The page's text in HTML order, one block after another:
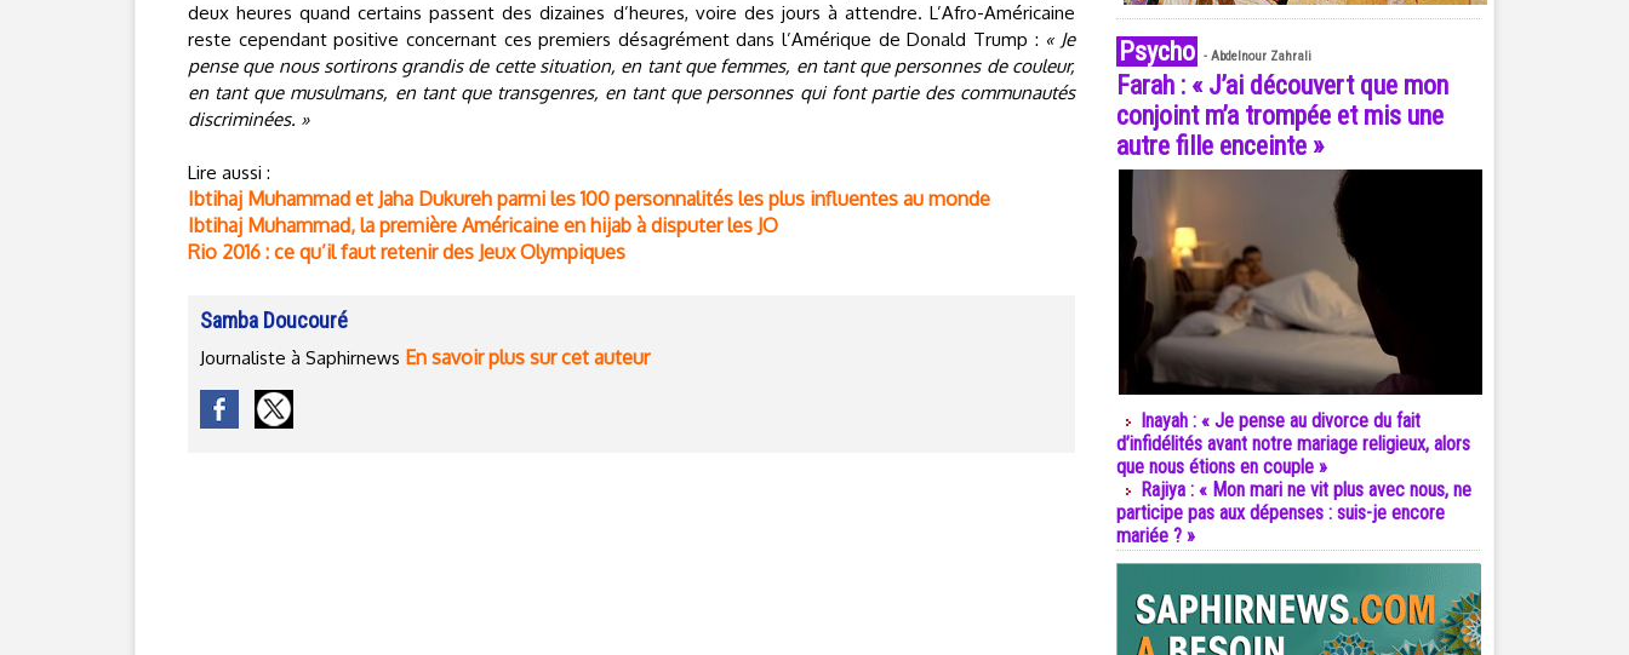
deux heures quand certains passent des dizaines d’heures, voire des jours à attendre. L’Afro-Américaine
reste cependant positive concernant ces premiers désagrément dans l’Amérique de Donald Trump : « Je
pense que nous sortirons grandis de cette situation, en tant que femmes, en tant que personnes de couleur,
en tant que musulmans, en tant que transgenres, en tant que personnes qui font partie des communautés
discriminées. »
Lire aussi :
Ibtihaj Muhammad et Jaha Dukureh parmi les 100 personnalités les plus influentes au monde
Ibtihaj Muhammad, la première Américaine en hijab à disputer les JO
Rio 2016 : ce qu’il faut retenir des Jeux Olympiques
Samba Doucouré
Journaliste à Saphirnews En savoir plus sur cet auteur
Psycho - Abdelnour Zahrali
Farah : « J’ai découvert que mon
conjoint m’a trompée et mis une
autre fille enceinte »
Inayah : « Je pense au divorce du fait
d’infidélités avant notre mariage religieux, alors
que nous étions en couple »
Rajiya : « Mon mari ne vit plus avec nous, ne
participe pas aux dépenses : suis-je encore
mariée ? »